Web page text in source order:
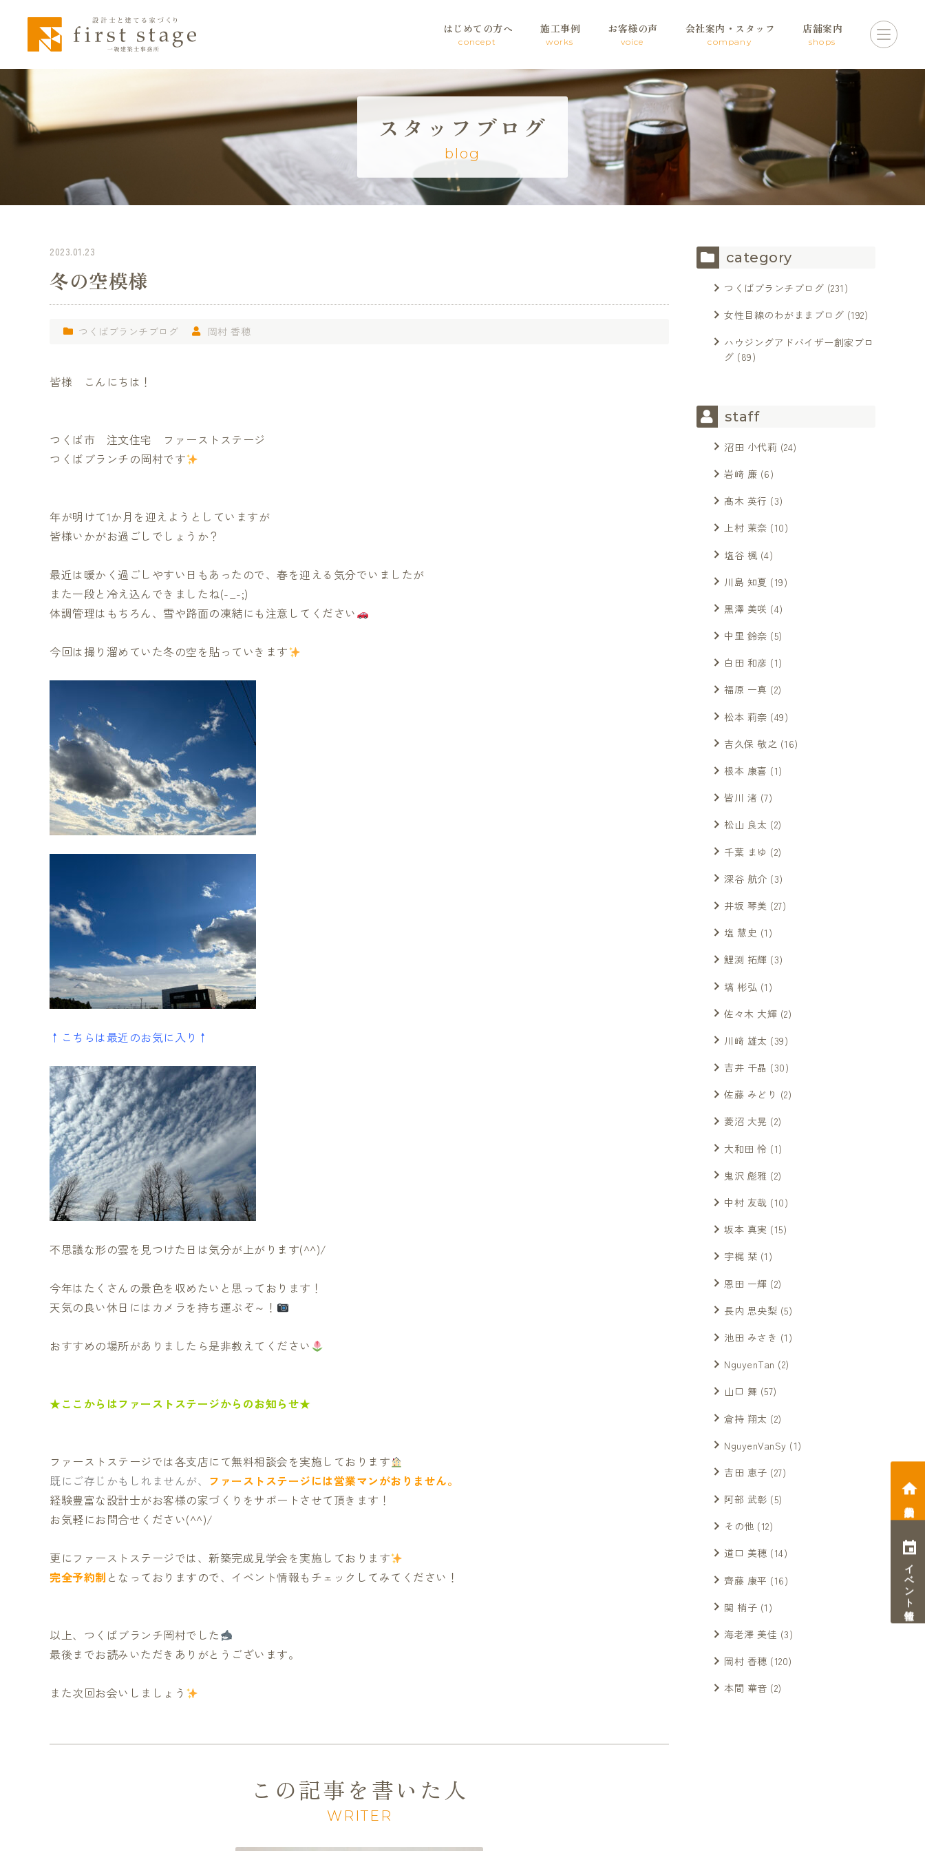
はじめての方へ
concept
施工事例
works
お客様の声
voice
会社案内・スタッフ
company
店舗案内
shops
スタッフブログ
blog
2023.01.23
冬の空模様
つくばブランチブログ 岡村 香穂
皆様 こんにちは！
つくば市 注文住宅 ファーストステージ
つくばブランチの岡村です
年が明けて1か月を迎えようとしていますが
皆様いかがお過ごしでしょうか？
最近は暖かく過ごしやすい日もあったので、春を迎える気分でいましたが
また一段と冷え込んできましたね(-_-;)
体調管理はもちろん、雪や路面の凍結にも注意してください
今回は撮り溜めていた冬の空を貼っていきます
↑こちらは最近のお気に入り↑
不思議な形の雲を見つけた日は気分が上がります(^^)/
今年はたくさんの景色を収めたいと思っております！
天気の良い休日にはカメラを持ち運ぶぞ～！
おすすめの場所がありましたら是非教えてください
★ここからはファーストステージからのお知らせ★
ファーストステージでは各支店にて無料相談会を実施しております
既にご存じかもしれませんが、 ファーストステージには営業マンがおりません。
経験豊富な設計士がお客様の家づくりをサポートさせて頂きます！
お気軽にお問合せください(^^)/
更にファーストステージでは、新築完成見学会を実施しております
完全予約制 となっておりますので、イベント情報もチェックしてみてください！
以上、つくばブランチ岡村でした
最後までお読みいただきありがとうございます。
また次回お会いしましょう
この記事を書いた人
WRITER
category
つくばブランチブログ (231)
女性目線のわがままブログ (192)
ハウジングアドバイザー創家ブロ
グ (89)
staff
沼田 小代莉 (24)
岩﨑 廉 (6)
髙木 英行 (3)
上村 茉奈 (10)
塩谷 楓 (4)
川島 知夏 (19)
黒澤 美咲 (4)
中里 鈴奈 (5)
白田 和彦 (1)
福原 一真 (2)
松本 莉奈 (49)
吉久保 敬之 (16)
根本 康喜 (1)
皆川 渚 (7)
松山 良太 (2)
千葉 まゆ (2)
深谷 航介 (3)
井坂 琴美 (27)
塩 慧史 (1)
鯉渕 拓輝 (3)
塙 彬弘 (1)
佐々木 大輝 (2)
川﨑 雄太 (39)
吉井 千晶 (30)
佐藤 みどり (2)
菱沼 大晃 (2)
大和田 怜 (1)
鬼沢 彪雅 (2)
中村 友哉 (10)
坂本 真実 (15)
宇梶 栞 (1)
恩田 一輝 (2)
長内 思央梨 (5)
池田 みさき (1)
NguyenTan (2)
山口 舞 (57)
倉持 翔太 (2)
NguyenVanSy (1)
吉田 恵子 (27)
阿部 武彰 (5)
その他 (12)
道口 美穂 (14)
齊藤 康平 (16)
関 梢子 (1)
海老澤 美佳 (3)
岡村 香穂 (120)
本間 華音 (2)
イベント情報